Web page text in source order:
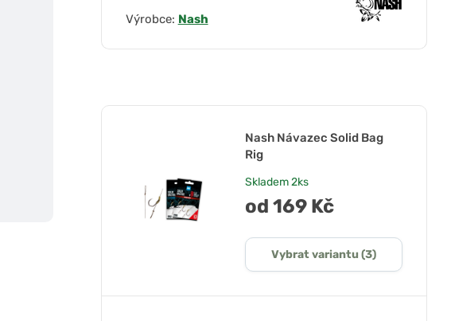
Výrobce: Nash
Nash Návazec Solid Bag
Rig
Skladem2ks
od 169 Kč
Vybrat variantu (3)